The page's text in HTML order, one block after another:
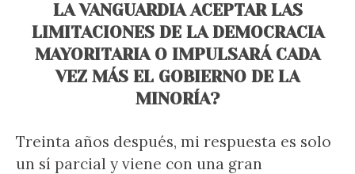
LA VANGUARDIA ACEPTAR LAS
LIMITACIONES DE LA DEMOCRACIA
MAYORITARIA O IMPULSARÁ CADA
VEZ MÁS EL GOBIERNO DE LA
MINORÍA?
Treinta años después, mi respuesta es solo
un sí parcial y viene con una gran